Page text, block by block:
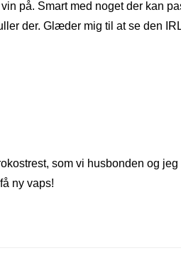
på. Smart med noget der kan
der. Glæder mig til at se den
som vi husbonden og
ny vaps!